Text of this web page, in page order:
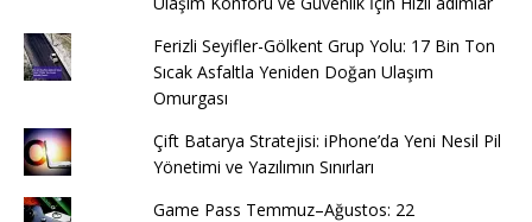
Ferizli Seyifler-Gölkent Grup Yolu: 17 Bin Ton
Sıcak Asfaltla Yeniden Doğan Ulaşım
Omurgası
Çift Batarya Stratejisi: iPhone’da Yeni Nesil Pil
Yönetimi ve Yazılımın Sınırları
Game Pass Temmuz–Ağustos: 22